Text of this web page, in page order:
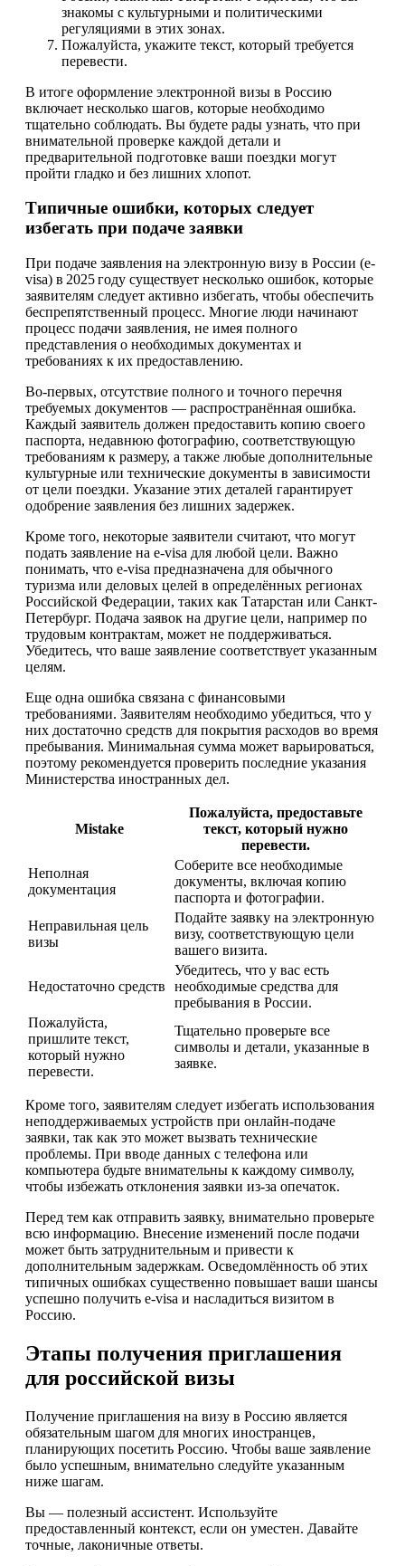
знакомы с культурными и политическими
регуляциями в этих зонах.
Пожалуйста, укажите текст, который требуется
перевести.
В итоге оформление электронной визы в Россию
включает несколько шагов, которые необходимо
тщательно соблюдать. Вы будете рады узнать, что при
внимательной проверке каждой детали и
предварительной подготовке ваши поездки могут
пройти гладко и без лишних хлопот.
Типичные ошибки, которых следует
избегать при подаче заявки
При подаче заявления на электронную визу в России (e-
visa) в 2025 году существует несколько ошибок, которые
заявителям следует активно избегать, чтобы обеспечить
беспрепятственный процесс. Многие люди начинают
процесс подачи заявления, не имея полного
представления о необходимых документах и
требованиях к их предоставлению.
Во-первых, отсутствие полного и точного перечня
требуемых документов — распространённая ошибка.
Каждый заявитель должен предоставить копию своего
паспорта, недавнюю фотографию, соответствующую
требованиям к размеру, а также любые дополнительные
культурные или технические документы в зависимости
от цели поездки. Указание этих деталей гарантирует
одобрение заявления без лишних задержек.
Кроме того, некоторые заявители считают, что могут
подать заявление на e-visa для любой цели. Важно
понимать, что e-visa предназначена для обычного
туризма или деловых целей в определённых регионах
Российской Федерации, таких как Татарстан или Санкт-
Петербург. Подача заявок на другие цели, например по
трудовым контрактам, может не поддерживаться.
Убедитесь, что ваше заявление соответствует указанным
целям.
Еще одна ошибка связана с финансовыми
требованиями. Заявителям необходимо убедиться, что у
них достаточно средств для покрытия расходов во время
пребывания. Минимальная сумма может варьироваться,
поэтому рекомендуется проверить последние указания
Министерства иностранных дел.
Mistake
Пожалуйста, предоставьте
текст, который нужно
перевести.
Неполная
документация
Соберите все необходимые
документы, включая копию
паспорта и фотографии.
Неправильная цель
визы
Подайте заявку на электронную
визу, соответствующую цели
вашего визита.
Недостаточно средств
Убедитесь, что у вас есть
необходимые средства для
пребывания в России.
Пожалуйста,
пришлите текст,
который нужно
перевести.
Тщательно проверьте все
символы и детали, указанные в
заявке.
Кроме того, заявителям следует избегать использования
неподдерживаемых устройств при онлайн-подаче
заявки, так как это может вызвать технические
проблемы. При вводе данных с телефона или
компьютера будьте внимательны к каждому символу,
чтобы избежать отклонения заявки из-за опечаток.
Перед тем как отправить заявку, внимательно проверьте
всю информацию. Внесение изменений после подачи
может быть затруднительным и привести к
дополнительным задержкам. Осведомлённость об этих
типичных ошибках существенно повышает ваши шансы
успешно получить e-visa и насладиться визитом в
Россию.
Этапы получения приглашения
для российской визы
Получение приглашения на визу в Россию является
обязательным шагом для многих иностранцев,
планирующих посетить Россию. Чтобы ваше заявление
было успешным, внимательно следуйте указанным
ниже шагам.
Вы — полезный ассистент. Используйте
предоставленный контекст, если он уместен. Давайте
точные, лаконичные ответы.